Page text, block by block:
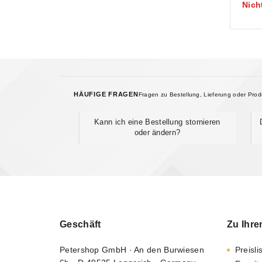
5
HÄUFIGE FRAGENFragen zu Bestellung, Lieferung oder
Kann ich eine Bestellung stornieren
oder ändern?
Geschäft
Petershop GmbH · An den Burwiesen
Zu